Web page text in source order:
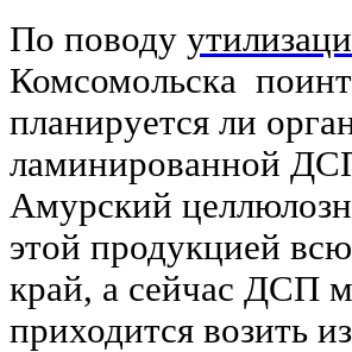
По поводу
Комсомольска
планируется ли
ламинированной
Амурский
этой продукцией
край, а сейчас ДСП
приходится возить